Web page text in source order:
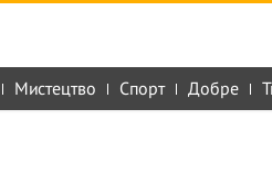
Мистецтво Спорт Добре